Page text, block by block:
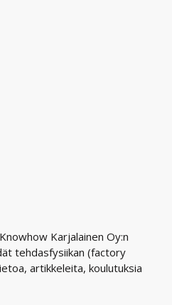
Karjalainen Oy:n
tehdasfysiikan (factory
artikkeleita, koulutuksia